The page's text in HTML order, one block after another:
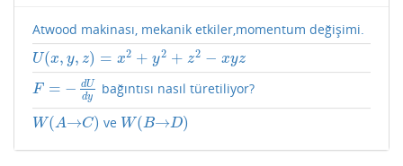
Atwood makinası, mekanik etkiler,momentum değişimi.
U(x, y, z) = x2 + y2 + z2 − xyz
U(x,y, z)= x2 y2 +z2 −x yz
F = − dU
dy
F= −d Ud y bağıntısı nasıl türetiliyor?
W(A
W(A →
→C)
C) ve W(B
W(B →
→D)
D)